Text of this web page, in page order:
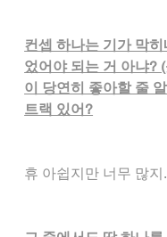
컨셉 하나는 기가 막
었어야 되는 거 아냐?
이 당연히 좋아할 줄
트랙 있어?
휴 아쉽지만 너무 많지